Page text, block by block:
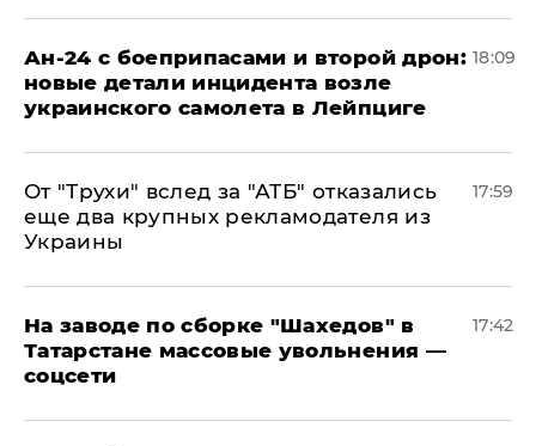
Ан-24 с боеприпасами и второй дрон:
новые детали инцидента возле
украинского самолета в Лейпциге
18:09
От "Трухи" вслед за "АТБ" отказались
еще два крупных рекламодателя из
Украины
17:59
На заводе по сборке "Шахедов" в
Татарстане массовые увольнения —
соцсети
17:42